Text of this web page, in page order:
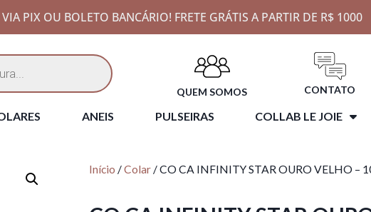
PIX OU BOLETO BANCÁRIO! FRETE GRÁTIS A PARTIR DE R$ 1000
QUEM SOMOS CONTATO
ANEIS PULSEIRAS COLLAB LE JOIE
Início /Colar / CO CA INFINITY STAR OURO VELHO –